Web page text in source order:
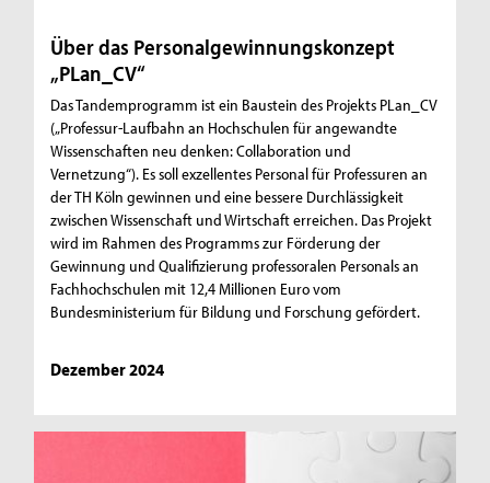
Über das Personalgewinnungskonzept
„PLan_CV“
Das Tandemprogramm ist ein Baustein des Projekts PLan_CV
(„Professur-Laufbahn an Hochschulen für angewandte
Wissenschaften neu denken: Collaboration und
Vernetzung“). Es soll exzellentes Personal für Professuren an
der TH Köln gewinnen und eine bessere Durchlässigkeit
zwischen Wissenschaft und Wirtschaft erreichen. Das Projekt
wird im Rahmen des Programms zur Förderung der
Gewinnung und Qualifizierung professoralen Personals an
Fachhochschulen mit 12,4 Millionen Euro vom
Bundesministerium für Bildung und Forschung gefördert.
Dezember 2024